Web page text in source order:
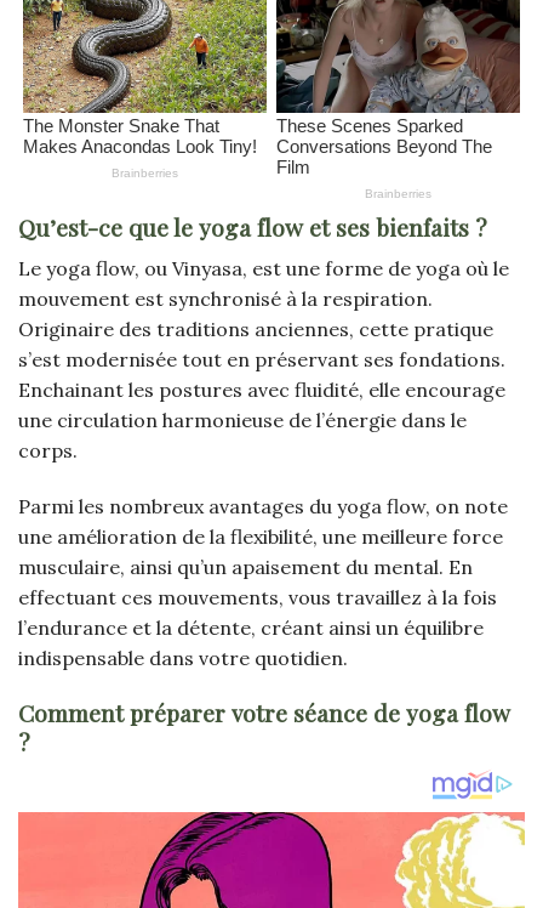
Qu’est-ce que le yoga flow et ses bienfaits ?
Le yoga flow, ou Vinyasa, est une forme de yoga où le
mouvement est synchronisé à la respiration.
Originaire des traditions anciennes, cette pratique
s’est modernisée tout en préservant ses fondations.
Enchainant les postures avec fluidité, elle encourage
une circulation harmonieuse de l’énergie dans le
corps.
Parmi les nombreux avantages du yoga flow, on note
une amélioration de la flexibilité, une meilleure force
musculaire, ainsi qu’un apaisement du mental. En
effectuant ces mouvements, vous travaillez à la fois
l’endurance et la détente, créant ainsi un équilibre
indispensable dans votre quotidien.
Comment préparer votre séance de yoga flow
?